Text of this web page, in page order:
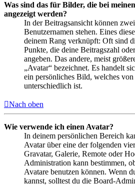
Was sind das für Bilder, die bei
angezeigt werden?
In der Beitragsansicht können
Benutzernamen stehen. Eines
deinem Rang verknüpft: Oft sind
Punkte, die deine Beitragszahl
angeben. Das andere, meist
„Avatar“ bezeichnet. Es handelt
ein persönliches Bild, welches
unterschiedlich ist.
Nach oben
Wie verwende ich einen Avatar?
In deinem persönlichen Bereich
Avatar über eine der folgenden
Gravatar, Galerie, Remote oder
Administration kann bestimmen,
Avatare benutzen können. Wenn
kannst, solltest du die Board-